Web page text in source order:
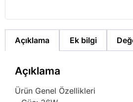
Açıklama Ek bilgi
Açıklama
Ürün Genel Özellikleri